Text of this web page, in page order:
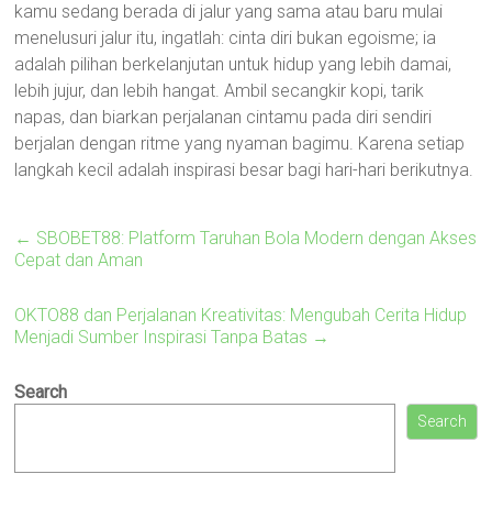
kamu sedang berada di jalur yang sama atau baru mulai
menelusuri jalur itu, ingatlah: cinta diri bukan egoisme; ia
adalah pilihan berkelanjutan untuk hidup yang lebih damai,
lebih jujur, dan lebih hangat. Ambil secangkir kopi, tarik
napas, dan biarkan perjalanan cintamu pada diri sendiri
berjalan dengan ritme yang nyaman bagimu. Karena setiap
langkah kecil adalah inspirasi besar bagi hari-hari berikutnya.
← SBOBET88: Platform Taruhan Bola Modern dengan Akses
Cepat dan Aman
OKTO88 dan Perjalanan Kreativitas: Mengubah Cerita Hidup
Menjadi Sumber Inspirasi Tanpa Batas →
Search
Search